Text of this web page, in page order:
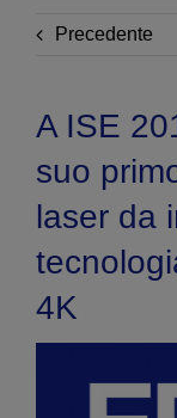
Case history
Eventi
Search
Precedente
A ISE
suo
laser da
4K